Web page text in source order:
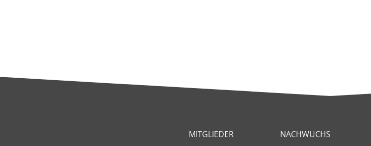
MITGLIEDER NACHWUCHS